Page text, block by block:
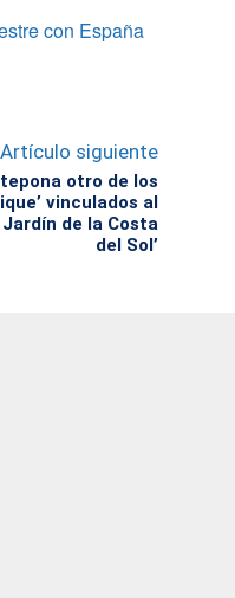
con España
Artículo siguiente
otro de los
vinculados al
de la Costa
del Sol’